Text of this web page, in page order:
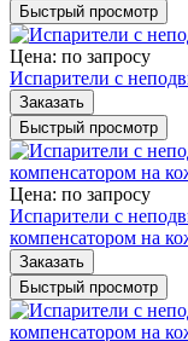
Быстрый просмотр
Цена: по запросу
Испарители с
Заказать
Быстрый просмотр
Цена: по запросу
Испарители с
компенсатором на
Заказать
Быстрый просмотр